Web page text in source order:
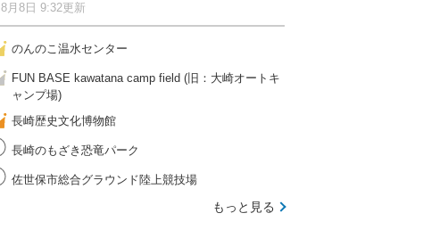
8月8日 9:32更新
のんのこ温水センター
FUN BASE kawatana camp field (旧：大崎オートキ
ャンプ場)
長崎歴史文化博物館
長崎のもざき恐竜パーク
佐世保市総合グラウンド陸上競技場
もっと見る